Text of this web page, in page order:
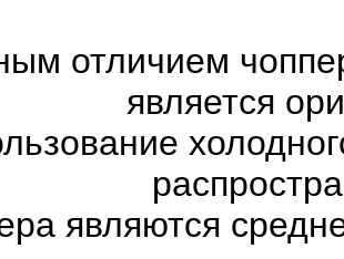
отличием
является
являются